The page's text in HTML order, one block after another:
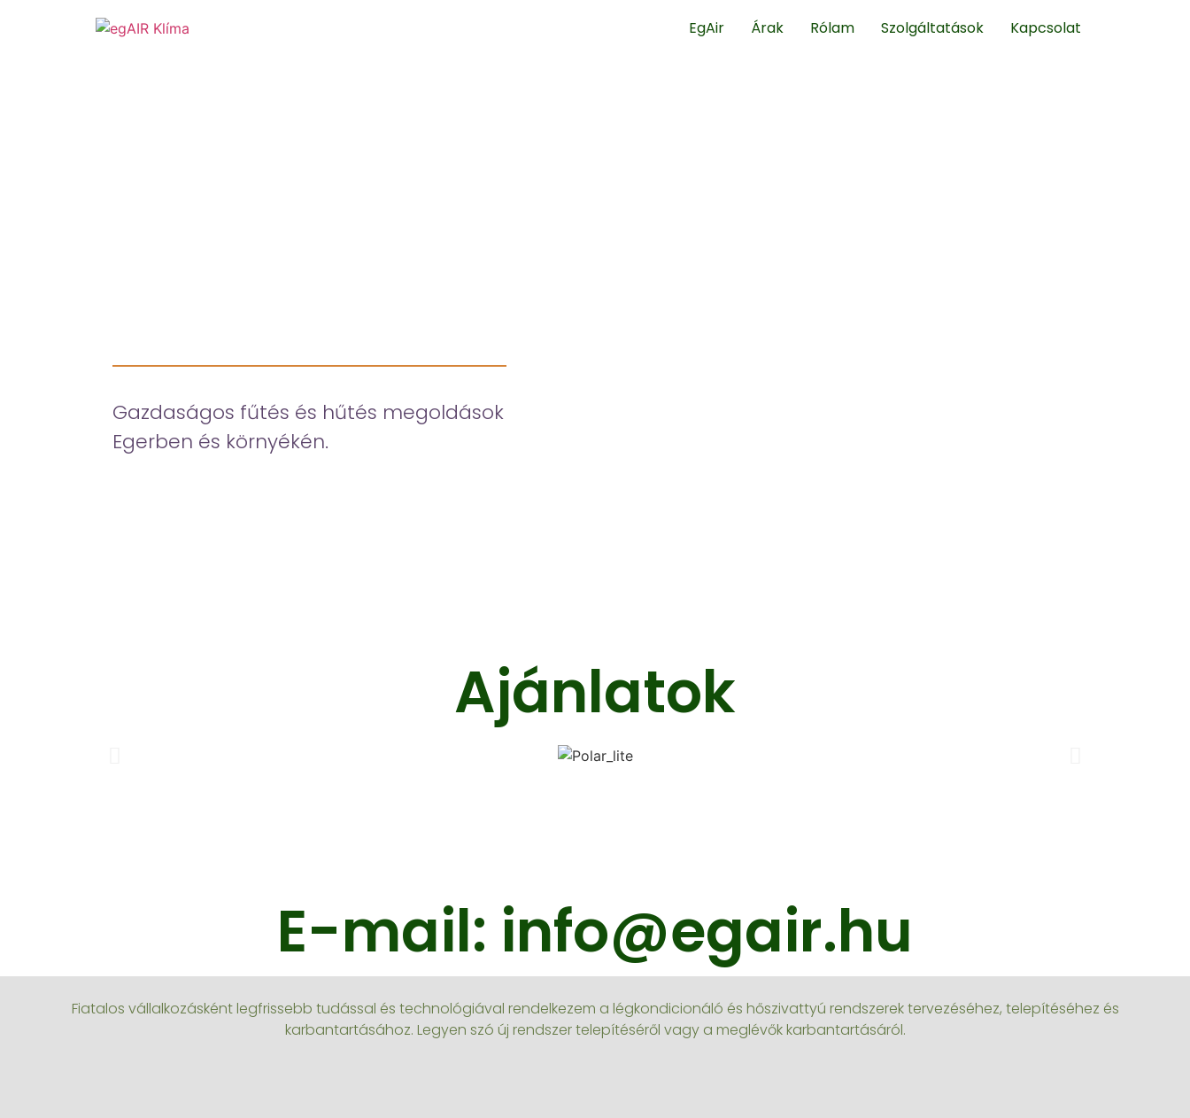
EgAir Árak Rólam Szolgáltatások Kapcsolat
Gazdaságos fűtés és hűtés megoldások
Egerben és környékén.
Ajánlatok
E-mail: info@egair.hu
Fiatalos vállalkozásként legfrissebb tudással és technológiával rendelkezem a légkondicionáló és hőszivattyú rendszerek tervezéséhez, telepítéséhez és
karbantartásához. Legyen szó új rendszer telepítéséről vagy a meglévők karbantartásáról.